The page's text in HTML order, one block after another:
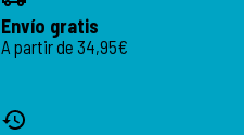
Envío gratis
A partir de 34,95€